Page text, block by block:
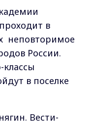
в
неповторимое
России.
в поселке
Вести-